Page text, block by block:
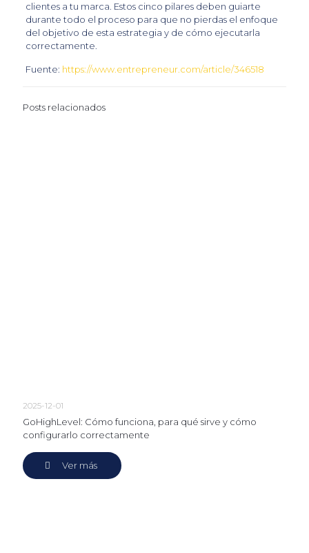
clientes a tu marca. Estos cinco pilares deben guiarte
durante todo el proceso para que no pierdas el enfoque
del objetivo de esta estrategia y de cómo ejecutarla
correctamente.
Fuente: https://www.entrepreneur.com/article/346518
Posts relacionados
2025-12-01
GoHighLevel: Cómo funciona, para qué sirve y cómo
configurarlo correctamente
Ver más